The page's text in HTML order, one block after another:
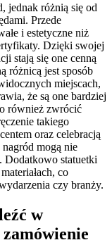
jednak różnią się od
Przede
i estetyczne niż
Dzięki swojej
stają się one cenną
różnicą jest sposób
miejscach,
że są one bardziej
również zwrócić
takiego
oraz celebracją
mogą nie
Dodatkowo statuetki
co
czy branży.
w